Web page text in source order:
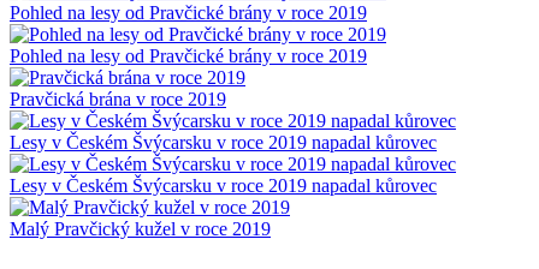
Pohled na lesy od Pravčické brány v roce 2019
Pohled na lesy od Pravčické brány v roce 2019
Pravčická brána v roce 2019
Lesy v Českém Švýcarsku v roce 2019 napadal kůrovec
Lesy v Českém Švýcarsku v roce 2019 napadal kůrovec
Malý Pravčický kužel v roce 2019